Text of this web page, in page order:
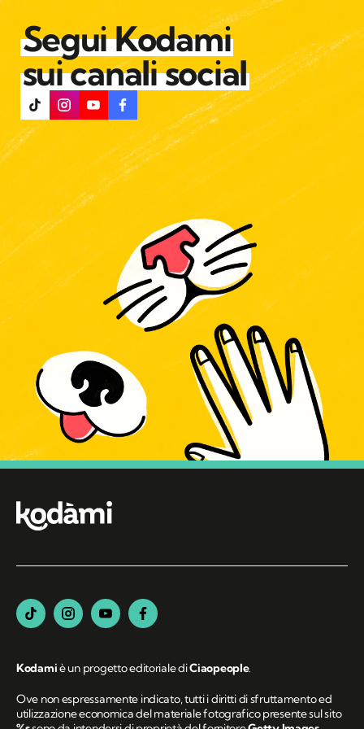
Segui Kodami
sui canali social
Kodamiè un progetto editoriale diCiaopeople.
Ove non espressamente indicato, tutti i diritti di sfruttamento ed
utilizzazione economica del materiale fotografico presente sul sito